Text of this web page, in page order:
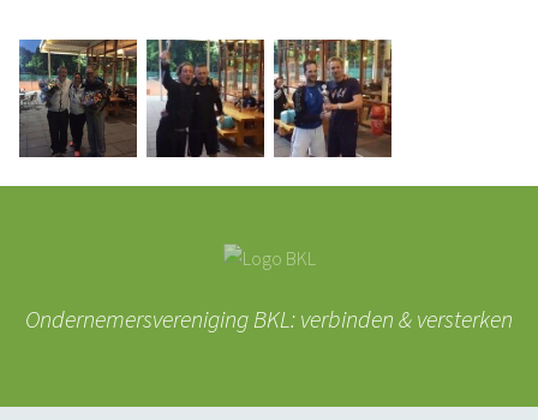
Ondernemersvereniging BKL: verbinden & versterken